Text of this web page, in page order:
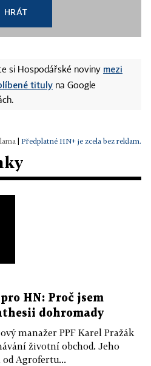
HRÁT
si Hospodářské noviny mezi
tituly na Google
Předplatné HN+ je zcela bez reklam.
HN: Proč jsem
dohromady
manažer PPF Karel Pražák
životní obchod. Jeho
Agrofertu...